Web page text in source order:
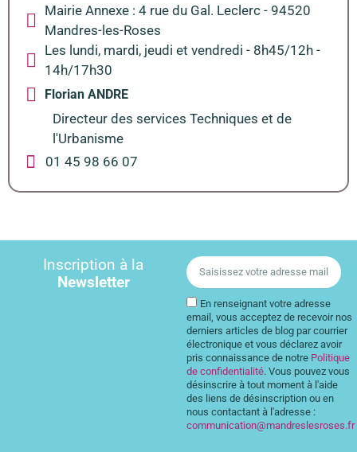
Mairie Annexe : 4 rue du Gal. Leclerc - 94520
Mandres-les-Roses
Les lundi, mardi, jeudi et vendredi - 8h45/12h -
14h/17h30
Florian ANDRE
Directeur des services Techniques et de
l'Urbanisme
01 45 98 66 07
Inscription à la
Newsletter
En renseignant votre adresse
email, vous acceptez de recevoir nos
derniers articles de blog par courrier
électronique et vous déclarez avoir
pris connaissance de notre Politique
de confidentialité. Vous pouvez vous
désinscrire à tout moment à l'aide
des liens de désinscription ou en
nous contactant à l'adresse :
communication@mandreslesroses.fr